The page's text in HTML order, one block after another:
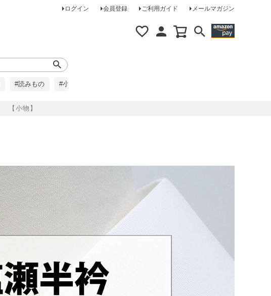
ログイン 会員登録 ご利用ガイド メールマガジン
【小物】
#読みもの #小柄な方に